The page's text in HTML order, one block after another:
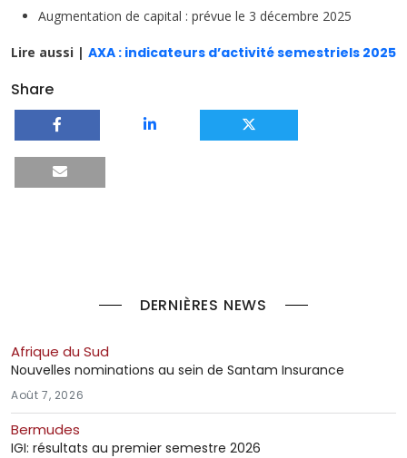
Augmentation de capital : prévue le 3 décembre 2025
Lire aussi | AXA : indicateurs d’activité semestriels 2025
Share
DERNIÈRES NEWS
Afrique du Sud
Nouvelles nominations au sein de Santam Insurance
Août 7, 2026
Bermudes
IGI: résultats au premier semestre 2026